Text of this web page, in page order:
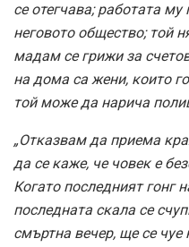
се отегчава; работата му
неговото общество; той
мадам се грижи за
на дома са жени, които
той може да нарича
„Отказвам да приема
да се каже, че човек е
Когато последният гонг
последната скала се
смъртна вечер, ще се